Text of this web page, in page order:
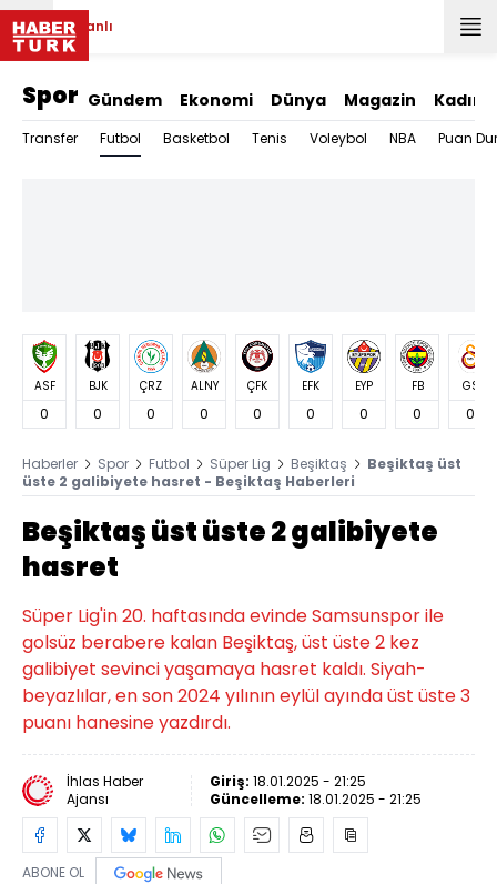
Canlı
Spor Gündem Ekonomi Dünya Magazin Kadın
Transfer Futbol Basketbol Tenis Voleybol NBA Puan
ASF
0
BJK
0
ÇRZ
0
ALNY
0
ÇFK
0
EFK
0
EYP
0
FB
0
GS
0
Haberler Spor Futbol Süper Lig Beşiktaş
Beşiktaş üst
üste 2 galibiyete hasret - Beşiktaş Haberleri
Beşiktaş üst üste 2 galibiyete
hasret
Süper Lig'in 20. haftasında evinde Samsunspor ile
golsüz berabere kalan Beşiktaş, üst üste 2 kez
galibiyet sevinci yaşamaya hasret kaldı. Siyah-
beyazlılar, en son 2024 yılının eylül ayında üst üste 3
puanı hanesine yazdırdı.
İhlas Haber
Ajansı
Giriş: 18.01.2025 - 21:25
Güncelleme: 18.01.2025 - 21:25
ABONE OL